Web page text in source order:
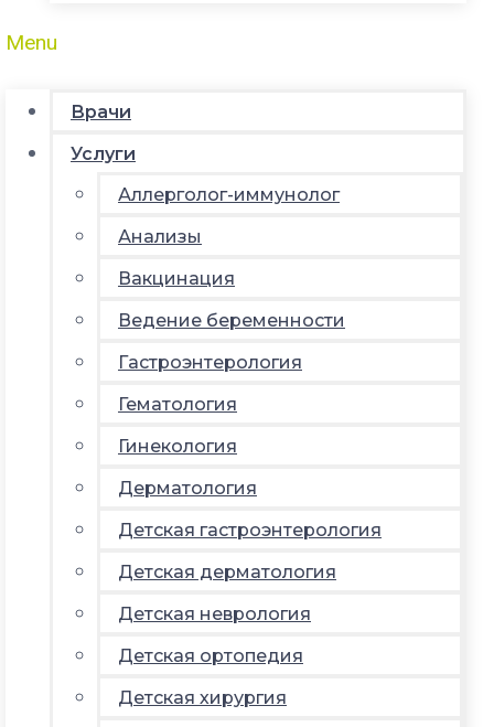
Menu
Врачи
Услуги
Аллерголог-иммунолог
Анализы
Вакцинация
Ведение беременности
Гастроэнтерология
Гематология
Гинекология
Дерматология
Детская гастроэнтерология
Детская дерматология
Детская неврология
Детская ортопедия
Детская хирургия